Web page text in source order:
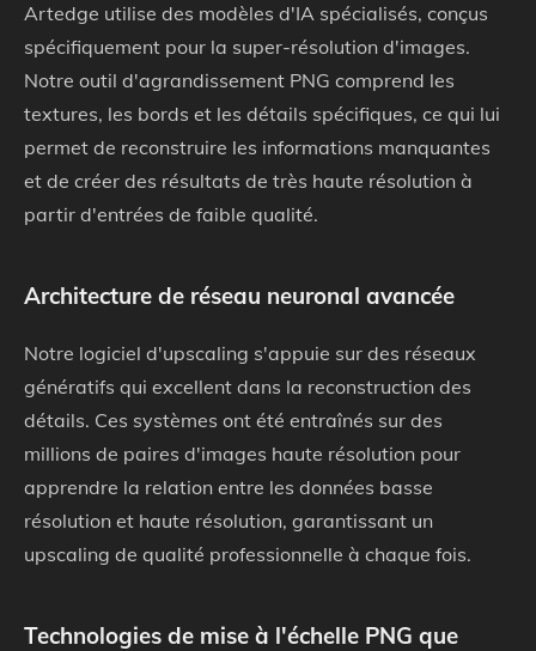
Artedge utilise des modèles d'IA spécialisés, conçus
spécifiquement pour la super-résolution d'images.
Notre outil d'agrandissement PNG comprend les
textures, les bords et les détails spécifiques, ce qui lui
permet de reconstruire les informations manquantes
et de créer des résultats de très haute résolution à
partir d'entrées de faible qualité.
Architecture de réseau neuronal avancée
Notre logiciel d'upscaling s'appuie sur des réseaux
génératifs qui excellent dans la reconstruction des
détails. Ces systèmes ont été entraînés sur des
millions de paires d'images haute résolution pour
apprendre la relation entre les données basse
résolution et haute résolution, garantissant un
upscaling de qualité professionnelle à chaque fois.
Technologies de mise à l'échelle PNG que